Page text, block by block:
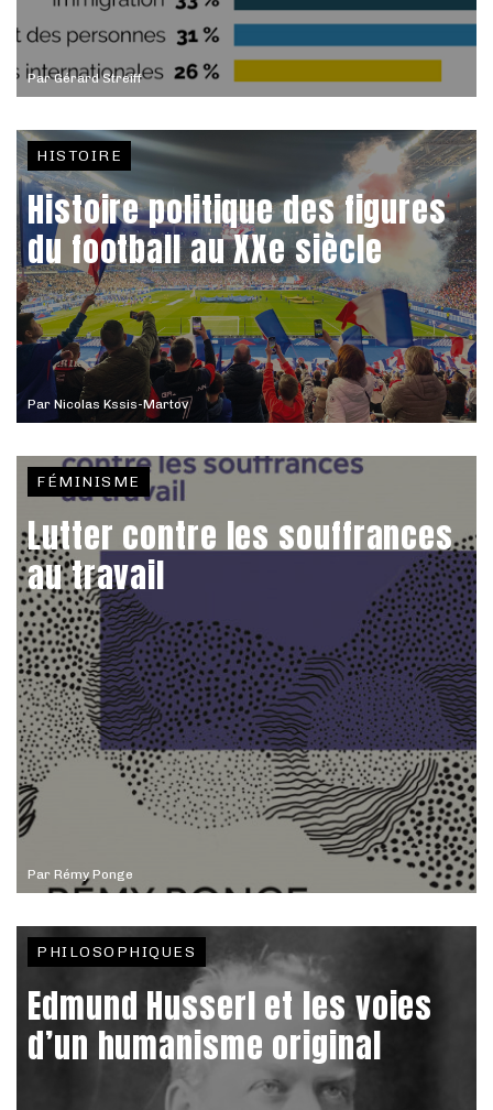
ParGérard Streiff
Par Nicolas Kssis-Martov
HISTOIRE
Histoire politique des figures
du football au XXe siècle
Par Rémy Ponge
FÉMINISME
Lutter contre les souffrances
au travail
PHILOSOPHIQUES
Edmund Husserl et les voies
d’un humanisme original